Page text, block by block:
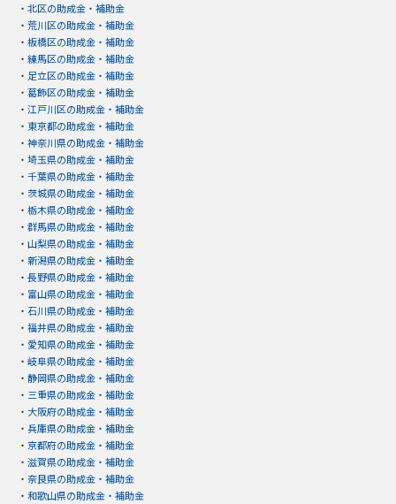
・ 北区の助成金・補助金
・ 荒川区の助成金・補助金
・ 板橋区の助成金・補助金
・ 練馬区の助成金・補助金
・ 足立区の助成金・補助金
・ 葛飾区の助成金・補助金
・ 江戸川区の助成金・補助金
・ 東京都の助成金・補助金
・ 神奈川県の助成金・補助金
・ 埼玉県の助成金・補助金
・ 千葉県の助成金・補助金
・ 茨城県の助成金・補助金
・ 栃木県の助成金・補助金
・ 群馬県の助成金・補助金
・ 山梨県の助成金・補助金
・ 新潟県の助成金・補助金
・ 長野県の助成金・補助金
・ 富山県の助成金・補助金
・ 石川県の助成金・補助金
・ 福井県の助成金・補助金
・ 愛知県の助成金・補助金
・ 岐阜県の助成金・補助金
・ 静岡県の助成金・補助金
・ 三重県の助成金・補助金
・ 大阪府の助成金・補助金
・ 兵庫県の助成金・補助金
・ 京都府の助成金・補助金
・ 滋賀県の助成金・補助金
・ 奈良県の助成金・補助金
・ 和歌山県の助成金・補助金